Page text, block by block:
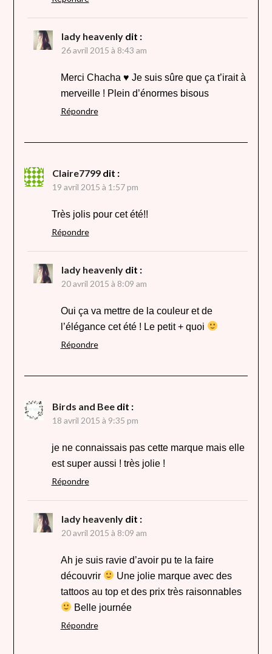
lady heavenly dit :
26 avril 2015 à 8:43 am
Merci Chacha ♥ Je suis sûre que ça t’irait à
merveille ! Plein d’énormes bisous
Répondre
Claire7799 dit :
19 avril 2015 à 1:57 pm
Très jolis pour cet été!!
Répondre
lady heavenly dit :
20 avril 2015 à 8:09 am
Oui ça va mettre de la couleur et de
l’élégance cet été ! Le petit + quoi
Répondre
Birds and Bee dit :
18 avril 2015 à 9:35 pm
je ne connaissais pas cette marque mais elle
est super aussi ! très jolie !
Répondre
lady heavenly dit :
20 avril 2015 à 8:09 am
Ah je suis ravie d’avoir pu te la faire
découvrir
Une jolie marque avec des
tattoos au top et des prix très raisonnables
Belle journée
Répondre